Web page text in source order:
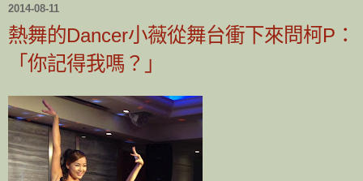
2014-08-11
熱舞的Dancer小薇從舞台衝下來問柯P：
「你記得我嗎？」